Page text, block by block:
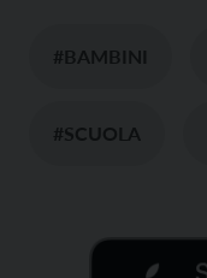
#BAMBINI
#SCUOLA